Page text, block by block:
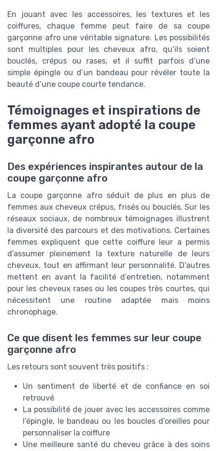
En jouant avec les accessoires, les textures et les
coiffures, chaque femme peut faire de sa coupe
garçonne afro une véritable signature. Les possibilités
sont multiples pour les cheveux afro, qu’ils soient
bouclés, crépus ou rases, et il suffit parfois d’une
simple épingle ou d’un bandeau pour révéler toute la
beauté d’une coupe courte tendance.
Témoignages et inspirations de
femmes ayant adopté la coupe
garçonne afro
Des expériences inspirantes autour de la
coupe garçonne afro
La coupe garçonne afro séduit de plus en plus de
femmes aux cheveux crépus, frisés ou bouclés. Sur les
réseaux sociaux, de nombreux témoignages illustrent
la diversité des parcours et des motivations. Certaines
femmes expliquent que cette coiffure leur a permis
d’assumer pleinement la texture naturelle de leurs
cheveux, tout en affirmant leur personnalité. D’autres
mettent en avant la facilité d’entretien, notamment
pour les cheveux rases ou les coupes très courtes, qui
nécessitent une routine adaptée mais moins
chronophage.
Ce que disent les femmes sur leur coupe
garçonne afro
Les retours sont souvent très positifs :
Un sentiment de liberté et de confiance en soi
retrouvé
La possibilité de jouer avec les accessoires comme
l’épingle, le bandeau ou les boucles d’oreilles pour
personnaliser la coiffure
Une meilleure santé du cheveu grâce à des soins